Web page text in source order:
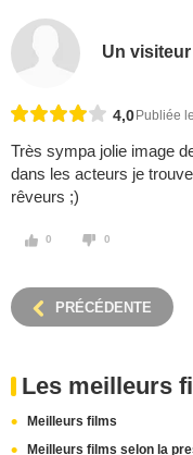
Un visiteur
4,0 Publiée
Très sympa jolie image
dans les acteurs je
rêveurs ;)
0 0
PRÉCÉDENTE
Les meilleurs
Meilleurs films
Meilleurs films selon la